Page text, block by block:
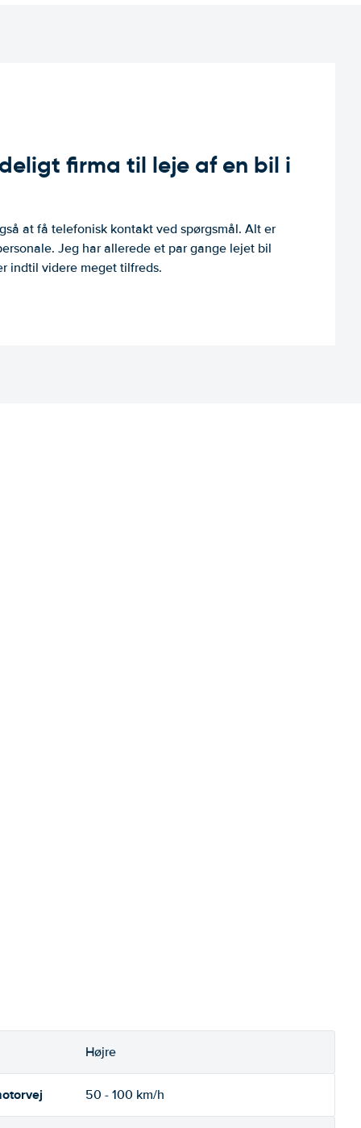
firma til leje af en bil i
at få telefonisk kontakt ved spørgsmål. Alt er
Jeg har allerede et par gange lejet bil
indtil videre meget tilfreds.
Højre
50 - 100 km/h